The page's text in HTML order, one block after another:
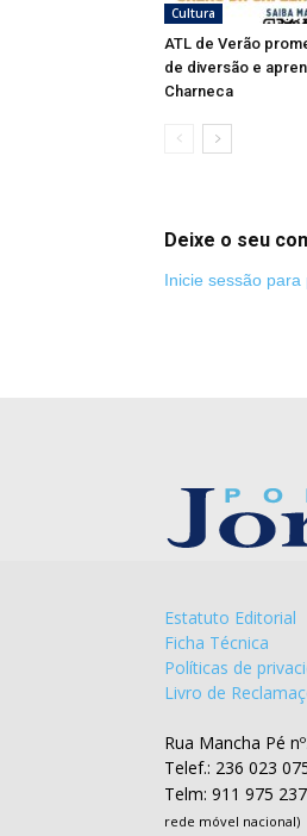
Cultura
ATL de Verão
de diversão e
Charneca
Deixe o seu
Inicie sessão
Estatuto Editorial
Ficha Técnica
Políticas de
Livro de
Rua Mancha Pé
Telef.: 236 023
Telm: 911 975
rede móvel nacional)